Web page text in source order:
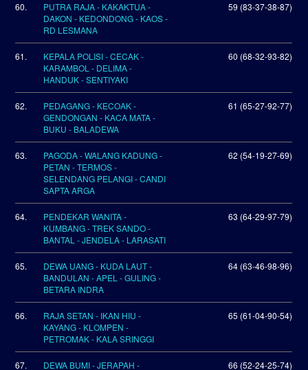
60.
PUTRA RAJA - KAKAKTUA -
DAKON - KEDONDONG - KAOS -
RD LESMANA
59 (83-37-38-87)
61.
KEPALA POLISI - CECAK -
KARAMBOL - DELIMA -
HANDUK - SENTIYAKI
60 (68-32-93-82)
62.
PEDAGANG - KECOAK -
GENDONGAN - KACA MATA -
BUKU - BALADEWA
61 (65-27-92-77)
63.
PAGODA - WALANG KADUNG -
PETAN - TERMOS -
SELENDANG PELANGI - CANDI
SAPTA ARGA
62 (54-19-27-69)
64.
PENDEKAR WANITA -
KUMBANG - TREK SANDO -
BANTAL - JENDELA - LARASATI
63 (64-29-97-79)
65.
DEWA UANG - KUDA LAUT -
BANDULAN - APEL - GULING -
BETARA INDRA
64 (63-46-98-96)
66.
RAJA SETAN - IKAN HIU -
KAYANG - KLOMPEN -
PETROMAK - KALA SRINGGI
65 (61-04-90-54)
67.
DEWA BUMI - JERAPAH -
66 (52-24-25-74)